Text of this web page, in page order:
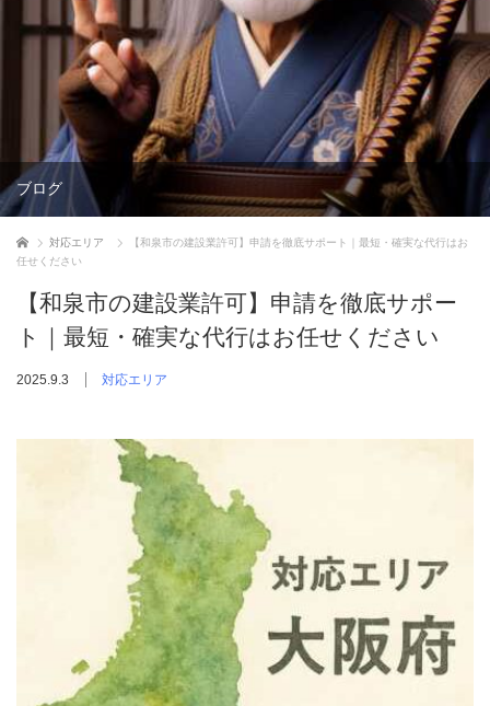
ブログ
ホーム 対応エリア
【和泉市の建設業許可】申請を徹底サポート｜最短・確実な代行はお
任せください
【和泉市の建設業許可】申請を徹底サポー
ト｜最短・確実な代行はお任せください
2025.9.3 対応エリア